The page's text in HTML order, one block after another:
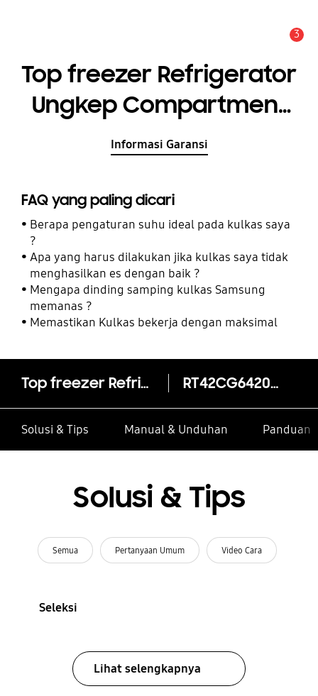
3
Top freezer Refrigerator
Ungkep Compartment
415L
Informasi Garansi
FAQ yang paling dicari
Berapa pengaturan suhu ideal pada kulkas saya
?
Apa yang harus dilakukan jika kulkas saya tidak
menghasilkan es dengan baik ?
Mengapa dinding samping kulkas Samsung
memanas ?
Memastikan Kulkas bekerja dengan maksimal
Top freezer Refrigerator Ungkep Compartment 415L RT42CG6420B1
Solusi & Tips Manual & Unduhan Panduan
Solusi & Tips
Semua Pertanyaan Umum Video Cara
Seleksi
Lihat selengkapnya